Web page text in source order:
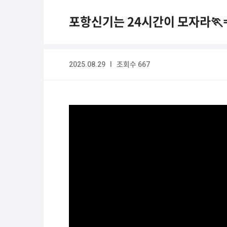
포항신기는 24시간이 모자라
2025.08.29 I 조회수 667